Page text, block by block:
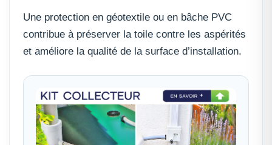
Une protection en géotextile ou en bâche PVC
contribue à préserver la toile contre les aspérités
et améliore la qualité de la surface d’installation.